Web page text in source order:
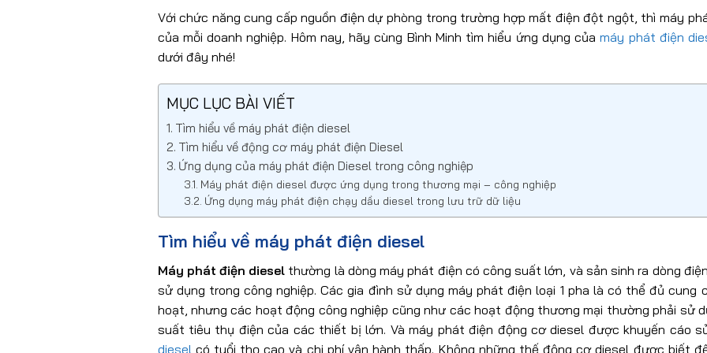
Với chức năng cung cấp nguồn điện dự phòng trong trường hợp mất điện đột ngột, thì máy
của mỗi doanh nghiệp. Hôm nay, hãy cùng Bình Minh tìm hiểu ứng dụng củamáy phát điện
dưới đây nhé!
MỤC LỤC BÀI VIẾT
Tìm hiểu về máy phát điện diesel
Tìm hiểu về động cơ máy phát điện Diesel
Ứng dụng của máy phát điện Diesel trong công nghiệp
Máy phát điện diesel được ứng dụng trong thương mại – công nghiệp
Ứng dụng máy phát điện chạy dầu diesel trong lưu trữ dữ liệu
Tìm hiểu về máy phát điện diesel
Máy phát điện diesel thường là dòng máy phát điện có công suất lớn, và sản sinh ra dòng
sử dụng trong công nghiệp. Các gia đình sử dụng máy phát điện loại 1 pha là có thể đủ cung
hoạt, nhưng các hoạt động công nghiệp cũng như các hoạt động thương mại thường phải sử
suất tiêu thụ điện của các thiết bị lớn. Và máy phát điện động cơ diesel được khuyến cáo
diesel có tuổi thọ cao và chi phí vận hành thấp. Không những thế động cơ diesel được biết